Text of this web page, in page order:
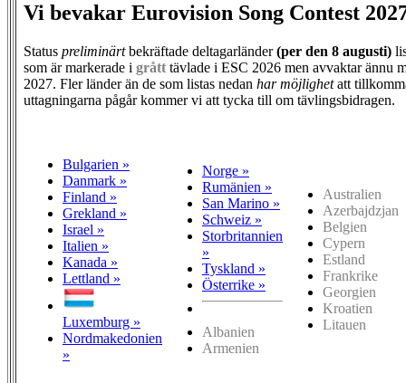
Vi bevakar Eurovision Song Contest
Status preliminärtbekräftade deltagarländer(per den 8 augusti)
som är markerade i grått tävlade i ESC 2026 men avvaktar ännu
2027. Fler länder än de som listas nedan har möjlighetatt
uttagningarna pågår kommer vi att tycka till om tävlingsbidragen.
Bulgarien »
Danmark »
Finland »
Grekland »
Israel »
Italien »
Kanada »
Lettland »
Luxemburg »
Nordmakedonien
»
Norge »
Rumänien »
San Marino »
Schweiz »
Storbritannien
»
Tyskland »
Österrike »
Albanien
Armenien
Australien
Azerbajdzjan
Belgien
Cypern
Estland
Frankrike
Georgien
Kroatien
Litauen